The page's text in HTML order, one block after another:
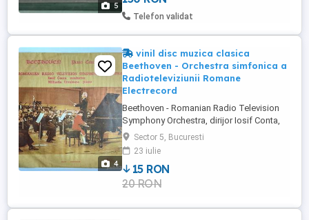
5
Telefon validat
4
vinil disc muzica clasica
Beethoven - Orchestra simfonica a
Radioteleviziunii Romane
Electrecord
Beethoven - Romanian Radio Television
Symphony Orchestra, dirijor Iosif Conta,
solista pian Mihaela Ursuleasa.
Electrecord ‎– ST-ECE 03589 anul 1988.
Discul este intr-o stare impecabila.
Sector 5, Bucuresti
23 iulie
15 RON
20 RON